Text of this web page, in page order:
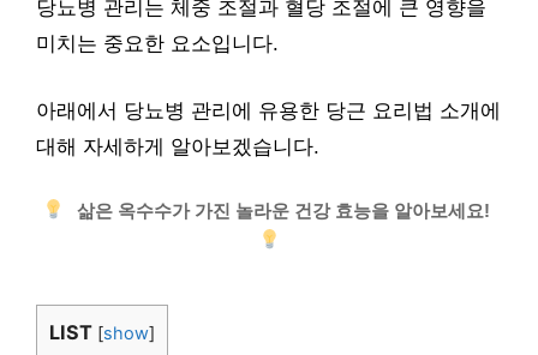
당뇨병 관리는 체중 조절과 혈당 조절에 큰 영향을
미치는 중요한 요소입니다.
아래에서 당뇨병 관리에 유용한 당근 요리법 소개에
대해 자세하게 알아보겠습니다.
삶은 옥수수가 가진 놀라운 건강 효능을 알아보세요!
LIST [show]